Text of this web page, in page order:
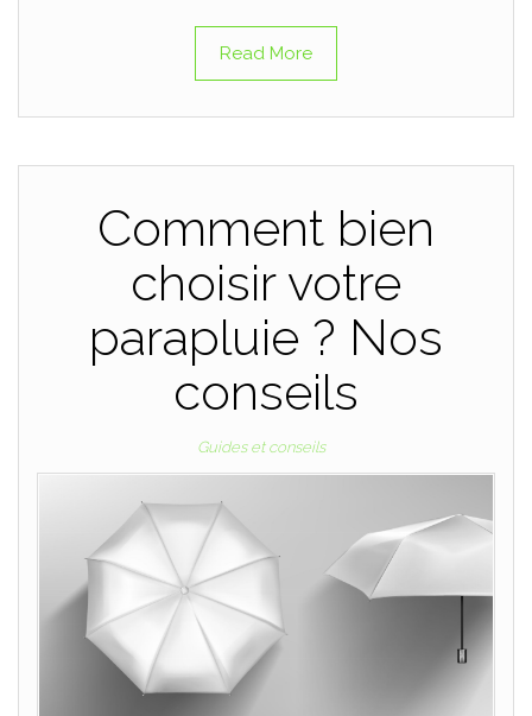
Read More
Comment bien
choisir votre
parapluie ? Nos
conseils
Guides et conseils